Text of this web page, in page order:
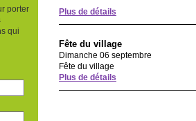
porter
qui
Plus de détails
Fête du village
Dimanche 06 septembre
Fête du village
Plus de détails